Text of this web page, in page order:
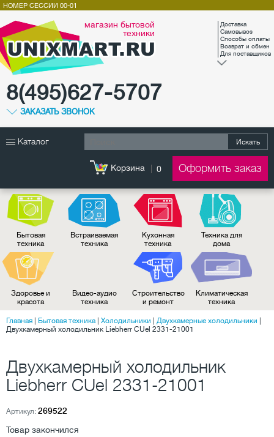
магазин бытовой
техники
8(495)627-5707
ЗАКАЗАТЬ ЗВОНОК
Доставка
Самовывоз
Способы оплаты
Возврат и обмен
Для поставщиков
НОМЕР СЕССИИ 00-01
Каталог Искать
Корзина 0 Оформить заказ
Бытовая
техника
Встраиваемая
техника
Кухонная
техника
Техника для
дома
Здоровье и
красота
Видео-аудио
техника
Строительство
и ремонт
Климатическая
техника
Главная Бытовая техника| Холодильники Двухкамерные холодильники
Двухкамерный холодильник Liebherr CUel 2331-21001
Двухкамерный холодильник
Liebherr CUel 2331-21001
Артикул: 269522
Товар закончился